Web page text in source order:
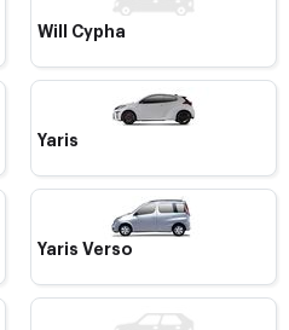
Will Cypha
Yaris
Yaris Verso